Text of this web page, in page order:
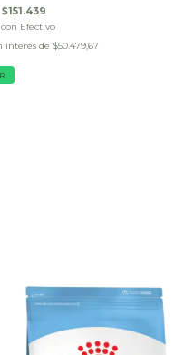
$151.439
con Efectivo
interés de $50.479,67